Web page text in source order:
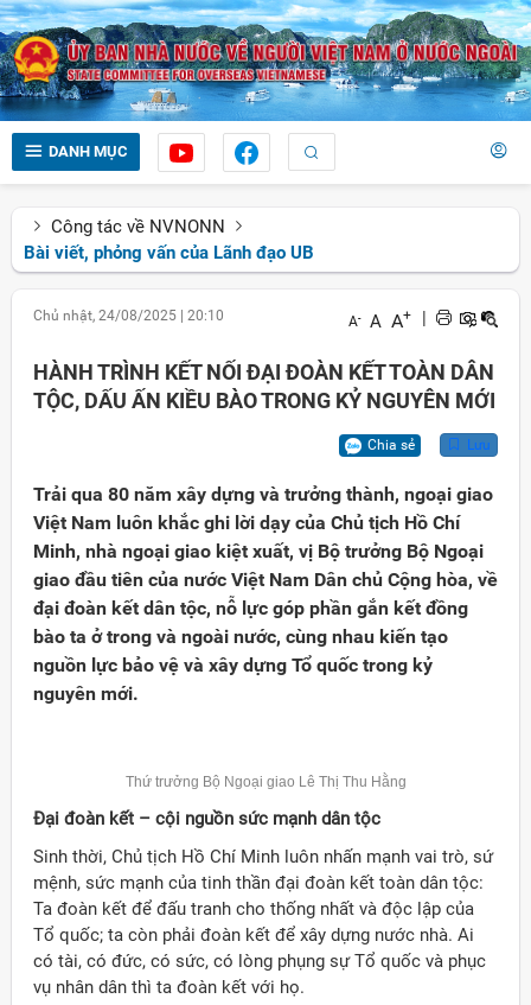
DANH MỤC
Công tác về NVNONN
Bài viết, phỏng vấn của Lãnh đạo UB
Chủ nhật, 24/08/2025 20:10 A- A A+ |
HÀNH TRÌNH KẾT NỐI ĐẠI ĐOÀN KẾT TOÀN DÂN
TỘC, DẤU ẤN KIỀU BÀO TRONG KỶ NGUYÊN MỚI
Chia sẻ Lưu
Trải qua 80 năm xây dựng và trưởng thành, ngoại giao
Việt Nam luôn khắc ghi lời dạy của Chủ tịch Hồ Chí
Minh, nhà ngoại giao kiệt xuất, vị Bộ trưởng Bộ Ngoại
giao đầu tiên của nước Việt Nam Dân chủ Cộng hòa, về
đại đoàn kết dân tộc, nỗ lực góp phần gắn kết đồng
bào ta ở trong và ngoài nước, cùng nhau kiến tạo
nguồn lực bảo vệ và xây dựng Tổ quốc trong kỷ
nguyên mới.
Thứ trưởng Bộ Ngoại giao Lê Thị Thu Hằng
Đại đoàn kết – cội nguồn sức mạnh dân tộc
Sinh thời, Chủ tịch Hồ Chí Minh luôn nhấn mạnh vai trò, sứ
mệnh, sức mạnh của tinh thần đại đoàn kết toàn dân tộc:
Ta đoàn kết để đấu tranh cho thống nhất và độc lập của
Tổ quốc; ta còn phải đoàn kết để xây dựng nước nhà. Ai
có tài, có đức, có sức, có lòng phụng sự Tổ quốc và phục
vụ nhân dân thì ta đoàn kết với họ.